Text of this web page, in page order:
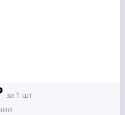
за 1 шт